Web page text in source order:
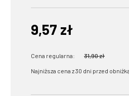
9,57 zł
Cena regularna: 31,90 zł
Najniższa cena z 30 dni przed